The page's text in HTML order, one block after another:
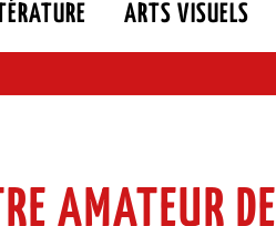
ARTS VISUELS
AMATEUR DE